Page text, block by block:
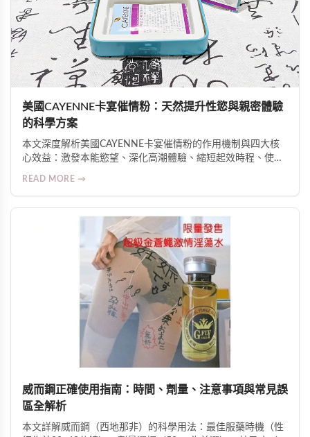
美國CAYENNE卡宴催情粉：天然提升性慾與親密體驗
的科學方案
本文深度解析美國CAYENNE卡宴催情粉的作用機制與四大核
心效益：激發本能慾望、深化高潮體驗、縮短起效時程、使用
READ MORE →
威而鋼正確使用指南：時間、劑量、注意事項與常見誤
區全解析
本文詳解威而鋼（西地那非）的科學用法：最佳服藥時機（性